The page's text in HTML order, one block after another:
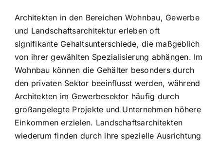
Architekten in den Bereichen Wohnbau, Gewerbe
und Landschaftsarchitektur erleben oft
signifikante Gehaltsunterschiede, die maßgeblich
von ihrer gewählten Spezialisierung abhängen. Im
Wohnbau können die Gehälter besonders durch
den privaten Sektor beeinflusst werden, während
Architekten im Gewerbesektor häufig durch
großangelegte Projekte und Unternehmen höhere
Einkommen erzielen. Landschaftsarchitekten
wiederum finden durch ihre spezielle Ausrichtung